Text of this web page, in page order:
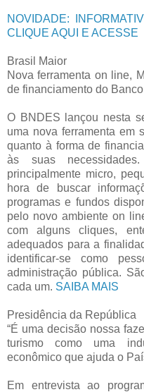
NOVIDADE:
CLIQUE AQUI E ACESSE
Brasil Maior
Nova ferramenta on line,
de financiamento do Banco
O BNDES lançou nesta
uma nova ferramenta em
quanto à forma de
às suas
principalmente micro,
hora de buscar
programas e fundos
pelo novo ambiente on
com alguns cliques,
adequados para a
identificar-se como
administração pública.
cada um. SAIBA MAIS
Presidência da República
“É uma decisão nossa
turismo como uma
econômico que ajuda o
Em entrevista ao